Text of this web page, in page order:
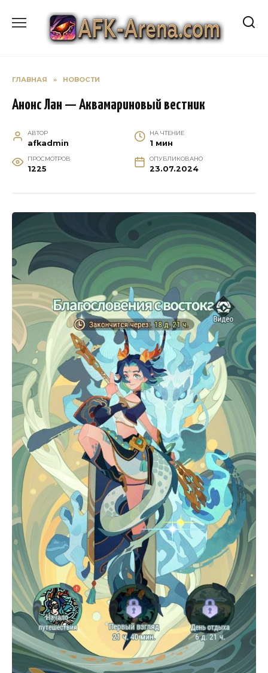
содержанию
ГЛАВНАЯ » НОВОСТИ
Анонс Лан — Аквамариновый вестник
АВТОР
afkadmin
НА ЧТЕНИЕ
1 мин
ПРОСМОТРОВ
1225
ОПУБЛИКОВАНО
23.07.2024